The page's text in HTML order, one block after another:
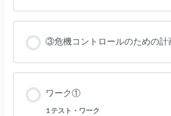
③危機コントロールのための計
ワーク①
1 テスト・ワーク